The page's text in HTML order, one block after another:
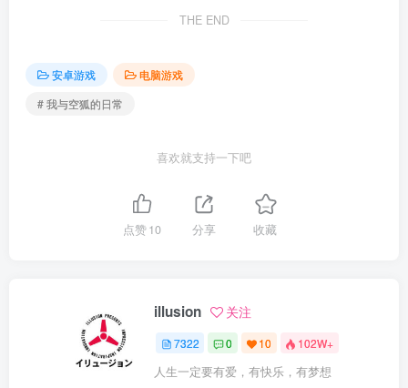
THE END
安卓游戏
电脑游戏
# 我与空狐的日常
喜欢就支持一下吧
点赞10 分享 收藏
illusion 关注
7322 0 10 102W+
人生一定要有爱，有快乐，有梦想